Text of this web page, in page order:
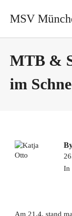
MSV
MTB &
im
In
Am 21.4. stand